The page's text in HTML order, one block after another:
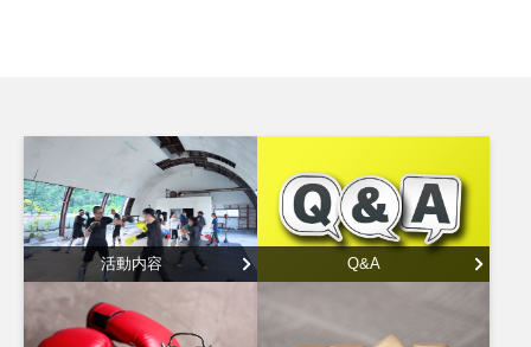
活動内容 Q&A